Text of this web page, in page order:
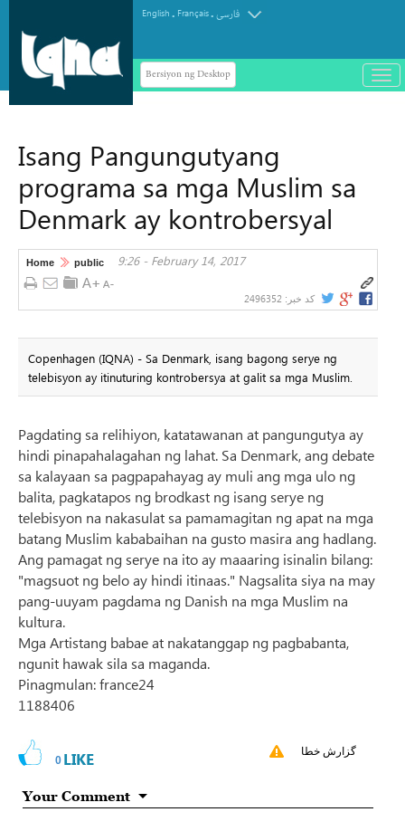
English . Français.فارسی
Bersiyon ng Desktop
باز
و
Isang Pangungutyang
programa sa mga Muslim sa
Denmark ay kontrobersyal
Home public 9:26 - February 14, 2017
کد خبر: 2496352
Copenhagen (IQNA) - Sa Denmark, isang bagong serye ng
telebisyon ay itinuturing kontrobersya at galit sa mga Muslim.
Pagdating sa relihiyon, katatawanan at pangungutya ay
hindi pinapahalagahan ng lahat. Sa Denmark, ang debate
sa kalayaan sa pagpapahayag ay muli ang mga ulo ng
balita, pagkatapos ng brodkast ng isang serye ng
telebisyon na nakasulat sa pamamagitan ng apat na mga
batang Muslim kababaihan na gusto masira ang hadlang.
Ang pamagat ng serye na ito ay maaaring isinalin bilang:
"magsuot ng belo ay hindi itinaas." Nagsalita siya na may
pang-uuyam pagdama ng Danish na mga Muslim na
kultura.
Mga Artistang babae at nakatanggap ng pagbabanta,
ngunit hawak sila sa maganda.
Pinagmulan: france24
1188406
0 LIKE گزارش خطا
Your Comment